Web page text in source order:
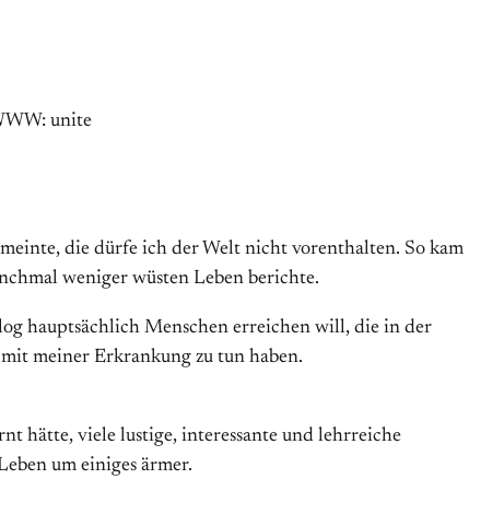
die dürfe ich der Welt nicht vorenthalten. So kam
weniger wüsten Leben berichte.
hauptsächlich Menschen erreichen will, die in der
meiner Erkrankung zu tun haben.
hätte, viele lustige, interessante und lehrreiche
um einiges ärmer.